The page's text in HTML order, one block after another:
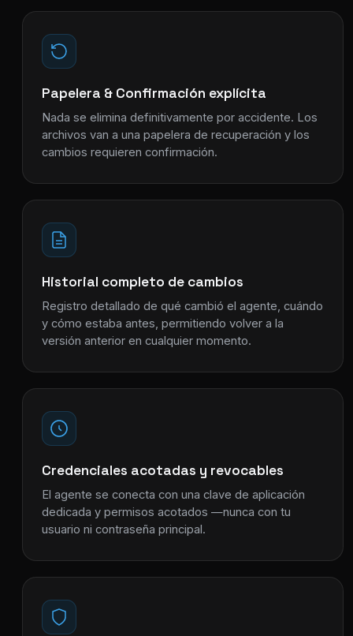
Papelera & Confirmación explícita
Nada se elimina definitivamente por accidente. Los
archivos van a una papelera de recuperación y los
cambios requieren confirmación.
Historial completo de cambios
Registro detallado de qué cambió el agente, cuándo
y cómo estaba antes, permitiendo volver a la
versión anterior en cualquier momento.
Credenciales acotadas y revocables
El agente se conecta con una clave de aplicación
dedicada y permisos acotados —nunca con tu
usuario ni contraseña principal.